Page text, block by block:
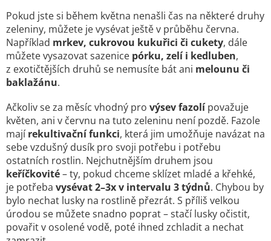
Pokud jste si během května nenašli čas na některé druhy
zeleniny, můžete je vysévat ještě v průběhu června.
Například mrkev, cukrovou kukuřici či cukety, dále
můžete vysazovat sazenice pórku, zelí i kedluben,
z exotičtějších druhů se nemusíte bát ani melounu či
baklažánu.
Ačkoliv se za měsíc vhodný pro výsev fazolípovažuje
květen, ani v červnu na tuto zeleninu není pozdě. Fazole
majírekultivační funkci, která jim umožňuje navázat na
sebe vzdušný dusík pro svoji potřebu i potřebu
ostatních rostlin. Nejchutnějším druhem jsou
keříčkovité– ty, pokud chceme sklízet mladé a křehké,
je potřeba vysévat 2–3x v intervalu 3 týdnů. Chybou by
bylo nechat lusky na rostlině přezrát. S příliš velkou
úrodou se můžete snadno poprat – stačí lusky očistit,
povařit v osolené vodě, poté ihned zchladit a nechat